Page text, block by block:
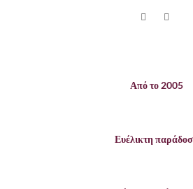
Από το 2005
Ευέλικτη